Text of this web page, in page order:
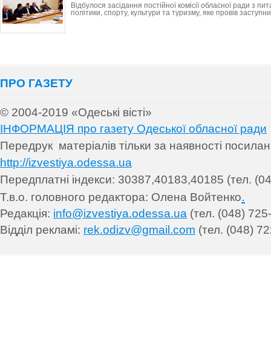
Відбулося засідання постійної комісії обласної ради з
політики, спорту, культури та туризму, яке провів
ПРО ГАЗЕТУ
© 2004-2019 «Одеські вісті»
ІНФОРМАЦІЯ про газету Одеської обласної ради
Передрук матеріалів тільки за наявності
http://izvestiya.odessa.ua
Передплатні індекси: 30387,40183,40185 (тел.
Т.в.о. головного редактора: Олена Войтенко.
Редакція: info@izvestiya.odessa.ua (тел. (048)
Відділ рекламі: rek.odizv@gmail.com (тел. (048)